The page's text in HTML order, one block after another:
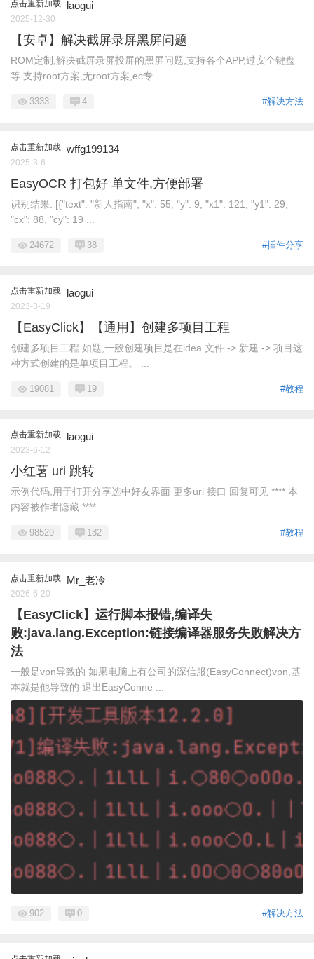
点击重新加载 laogui
2025-12-30
【安卓】解决截屏录屏黑屏问题
ROM定制,解决截屏录屏投屏的黑屏问题,支持各个APP,过安全键盘
等 支持root方案,无root方案,ec专 ...
#解决方法
3333 4
点击重新加载 wffg199134
2025-3-6
EasyOCR 打包好 单文件,方便部署
识别结果: [{"text": "新人指南", "x": 55, "y": 9, "x1": 121, "y1": 29,
"cx": 88, "cy": 19 ...
#插件分享
24672 38
点击重新加载 laogui
2023-3-19
【EasyClick】【通用】创建多项目工程
创建多项目工程 如题,一般创建项目是在idea 文件 -> 新建 -> 项目这
种方式创建的是单项目工程。 ...
#教程
19081 19
点击重新加载 laogui
2023-6-12
小红薯 uri 跳转
示例代码,用于打开分享选中好友界面 更多uri 接口 回复可见 **** 本
内容被作者隐藏 **** ...
#教程
98529 182
点击重新加载 Mr_老冷
2026-6-20
【EasyClick】运行脚本报错,编译失
败:java.lang.Exception:链接编译器服务失败解决方
法
一般是vpn导致的 如果电脑上有公司的深信服(EasyConnect)vpn,基
本就是他导致的 退出EasyConne ...
#解决方法
902 0